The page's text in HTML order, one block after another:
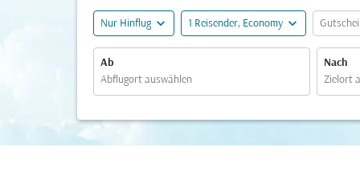
Nur Hinflug expand_more 1 Reisender, Economy expand_more
Ab Nach